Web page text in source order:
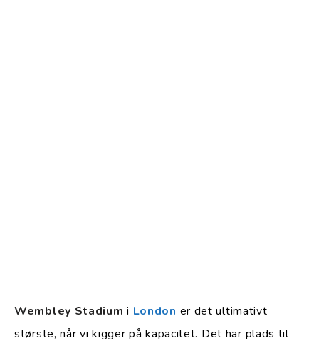
Wembley Stadium i London er det ultimativt
største, når vi kigger på kapacitet. Det har plads til